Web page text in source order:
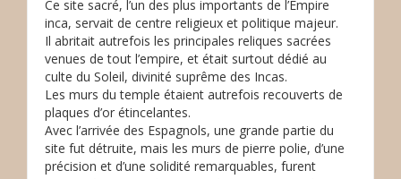
Ce site sacré, l’un des plus importants de l’Empire
inca, servait de centre religieux et politique majeur.
Il abritait autrefois les principales reliques sacrées
venues de tout l’empire, et était surtout dédié au
culte du Soleil, divinité suprême des Incas.
Les murs du temple étaient autrefois recouverts de
plaques d’or étincelantes.
Avec l’arrivée des Espagnols, une grande partie du
site fut détruite, mais les murs de pierre polie, d’une
précision et d’une solidité remarquables, furent